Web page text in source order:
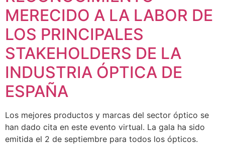
MERECIDO A LA LABOR DE
LOS PRINCIPALES
STAKEHOLDERS DE LA
INDUSTRIA ÓPTICA DE
ESPAÑA
Los mejores productos y marcas del sector óptico se
han dado cita en este evento virtual. La gala ha sido
emitida el 2 de septiembre para todos los ópticos.